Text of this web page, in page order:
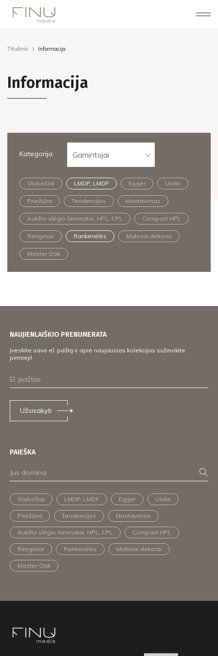
Titulinis Informacija
Informacija
Kategorija Gamintojai
Stalviršiai LMDP, LMDF Egger Unilin
Priežiūra Tendencijos Montavimas
Aukšto slėgio laminatai, HPL, CPL Compact HPL
Renginiai Rankenėlės Matiniai dekorai
Master Oak
NAUJIENLAIŠKIO PRENUMERATA
Įveskite savo el. paštą ir apie naujausias kolekcijas sužinokite
pirmieji!
Užsisakyti
PAIEŠKA
Stalviršiai LMDP, LMDF Egger Unilin
Priežiūra Tendencijos Montavimas
Aukšto slėgio laminatai, HPL, CPL Compact HPL
Renginiai Rankenėlės Matiniai dekorai
Master Oak